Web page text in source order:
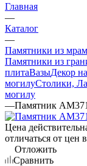
Главная
—
Каталог
—
Памятники из
Памятники из
плитаВазыДекор
могилуСтолики,
могилу
—Памятник
Цена
отличаться от цен
Отложить
Сравнить